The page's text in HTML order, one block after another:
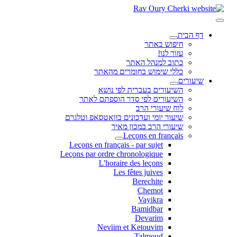
דף הבית
חיפוש באתר
עזור לנו!
כתוב למנהל האתר
כללי שימוש בחומרים מהאתר
שיעורים
השיעורים בעברית לפי נושא
השיעורים לפי סדר הוספתם לאתר
לוח שיעורי הרב
שיעור יומי ועדכונים בוואטסאפ וטלגרם
שיעורי הרב במכון מאיר
Leçons en français
Leçons en français - par sujet
Leçons par ordre chronologique
L'horaire des leçons
Les fêtes juives
Berechite
Chemot
Vayikra
Bamidbar
Devarim
Neviim et Ketouvim